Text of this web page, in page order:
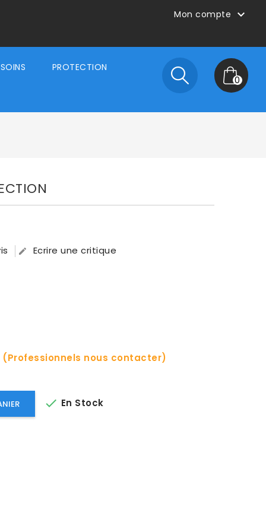
Mon compte 
0
SOINS PROTECTION
 Ecrire une critique
(Professionnels nous contacter)
 En Stock